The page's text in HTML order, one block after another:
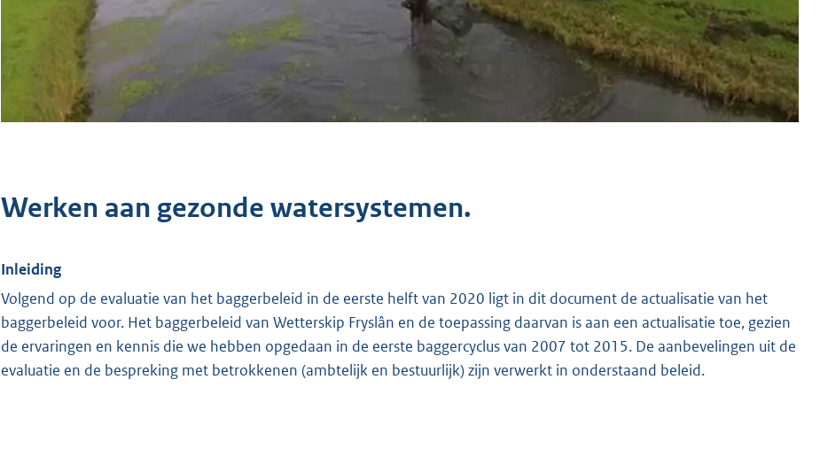
Werken aan gezonde watersystemen.
Inleiding
Volgend op de evaluatie van het baggerbeleid in de eerste helft van 2020 ligt in dit document de actualisatie van het
baggerbeleid voor. Het baggerbeleid van Wetterskip Fryslân en de toepassing daarvan is aan een actualisatie toe, gezien
de ervaringen en kennis die we hebben opgedaan in de eerste baggercyclus van 2007 tot 2015. De aanbevelingen uit de
evaluatie en de bespreking met betrokkenen (ambtelijk en bestuurlijk) zijn verwerkt in onderstaand beleid.